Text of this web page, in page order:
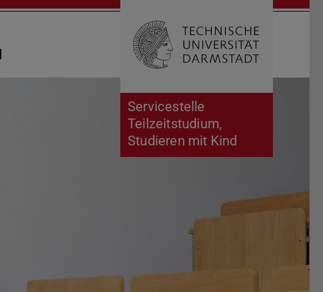
Servicestelle
Teilzeitstudium,
Studieren mit Kind
Suche öffnen